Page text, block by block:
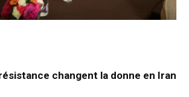
changent la donne en Iran